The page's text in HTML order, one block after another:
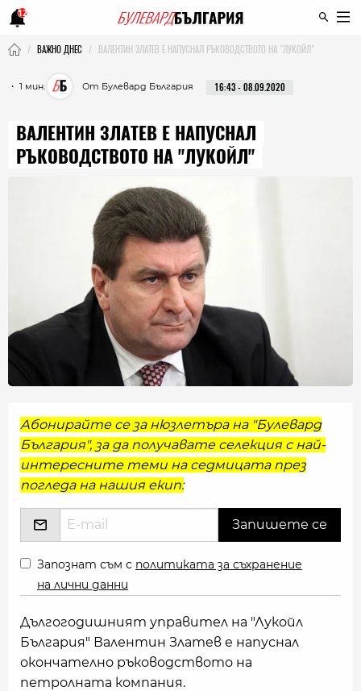
12
ВАЖНО ДНЕС ВАЛЕНТИН ЗЛАТЕВ Е НАПУСНАЛ РЪКОВОДСТВОТО НА "ЛУКОЙЛ"
・ 1 мин. От Булевард България 16:43 - 08.09.2020
ВАЛЕНТИН ЗЛАТЕВ Е НАПУСНАЛ
РЪКОВОДСТВОТО НА "ЛУКОЙЛ"
Абонирайте се за нюзлетъра на "Булевард
България", за да получавате селекция с най-
интересните теми на седмицата през
погледа на нашия екип:
Запознат съм с политиката за съхранение
на лични данни
Дългогодишният управител на "Лукойл
България" Валентин Златев е напуснал
окончателно ръководството на
петролната компания.